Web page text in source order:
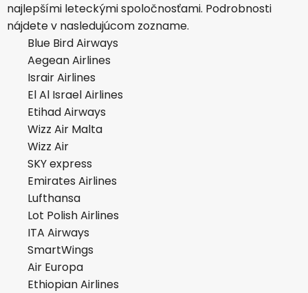
najlepšími leteckými spoločnosťami. Podrobnosti
nájdete v nasledujúcom zozname.
Blue Bird Airways
Aegean Airlines
Israir Airlines
El Al Israel Airlines
Etihad Airways
Wizz Air Malta
Wizz Air
SKY express
Emirates Airlines
Lufthansa
Lot Polish Airlines
ITA Airways
SmartWings
Air Europa
Ethiopian Airlines